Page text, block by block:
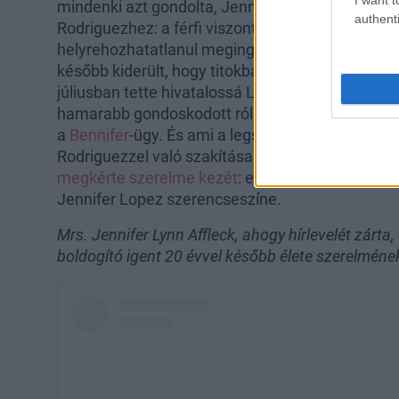
mindenki azt gondolta, Jennifer Lopez
Rodriguezhez: a férfi viszont állítólag
helyrehozhatatlanul megingott, így végül a
később kiderült, hogy titokban
újra
júliusban tette hivatalossá Lopez Instagram-
hamarabb gondoskodott róla (miután ő a
a Bennifer-ügy. És ami a legszebb az egészben:
Rodriguezzel való szakítása után jött az
megkérte szerelme kezét: ezúttal egy
Jennifer Lopez szerencseszíne.
Mrs. Jennifer Lynn Affleck, ahogy hírlevelét
boldogító igent 20 évvel később élete